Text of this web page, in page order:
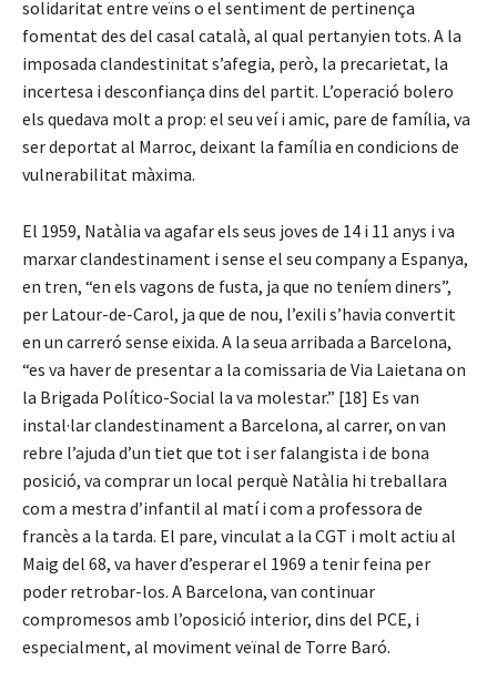
solidaritat entre veïns o el sentiment de pertinença
fomentat des del casal català, al qual pertanyien tots. A la
imposada clandestinitat s’afegia, però, la precarietat, la
incertesa i desconfiança dins del partit. L’operació bolero
els quedava molt a prop: el seu veí i amic, pare de família, va
ser deportat al Marroc, deixant la família en condicions de
vulnerabilitat màxima.
El 1959, Natàlia va agafar els seus joves de 14 i 11 anys i va
marxar clandestinament i sense el seu company a Espanya,
en tren, “en els vagons de fusta, ja que no teníem diners”,
per Latour-de-Carol, ja que de nou, l’exili s’havia convertit
en un carreró sense eixida. A la seua arribada a Barcelona,
“es va haver de presentar a la comissaria de Via Laietana on
la Brigada Político-Social la va molestar.” [18] Es van
instal·lar clandestinament a Barcelona, al carrer, on van
rebre l’ajuda d’un tiet que tot i ser falangista i de bona
posició, va comprar un local perquè Natàlia hi treballara
com a mestra d’infantil al matí i com a professora de
francès a la tarda. El pare, vinculat a la CGT i molt actiu al
Maig del 68, va haver d’esperar el 1969 a tenir feina per
poder retrobar-los. A Barcelona, van continuar
compromesos amb l’oposició interior, dins del PCE, i
especialment, al moviment veïnal de Torre Baró.